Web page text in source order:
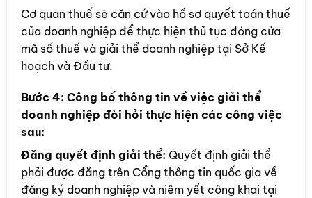
Cơ quan thuế sẽ căn cứ vào hồ sơ quyết toán thuế
của doanh nghiệp để thực hiện thủ tục đóng cửa
mã số thuế và giải thể doanh nghiệp tại Sở Kế
hoạch và Đầu tư.
Bước 4: Công bố thông tin về việc giải thể
doanh nghiệp đòi hỏi thực hiện các công việc
sau:
Đăng quyết định giải thể: Quyết định giải thể
phải được đăng trên Cổng thông tin quốc gia về
đăng ký doanh nghiệp và niêm yết công khai tại